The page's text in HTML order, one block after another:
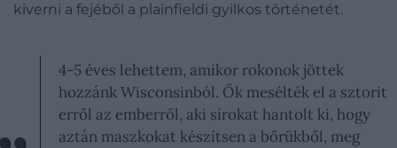
kiverni a fejéből a plainfieldi gyilkos történetét.
4-5 éves lehettem, amikor rokonok jöttek
hozzánk Wisconsinból. Ők mesélték el a sztorit
erről az emberről, aki sírokat hantolt ki, hogy
aztán maszkokat készítsen a bőrükből, meg